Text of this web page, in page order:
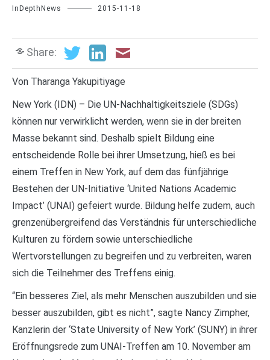
InDepthNews 2015-11-18
Share:
Von Tharanga Yakupitiyage
New York (IDN) – Die UN-Nachhaltigkeitsziele (SDGs)
können nur verwirklicht werden, wenn sie in der breiten
Masse bekannt sind. Deshalb spielt Bildung eine
entscheidende Rolle bei ihrer Umsetzung, hieß es bei
einem Treffen in New York, auf dem das fünfjährige
Bestehen der UN-Initiative ‘United Nations Academic
Impact’ (UNAI) gefeiert wurde. Bildung helfe zudem, auch
grenzenübergreifend das Verständnis für unterschiedliche
Kulturen zu fördern sowie unterschiedliche
Wertvorstellungen zu begreifen und zu verbreiten, waren
sich die Teilnehmer des Treffens einig.
“Ein besseres Ziel, als mehr Menschen auszubilden und sie
besser auszubilden, gibt es nicht”, sagte Nancy Zimpher,
Kanzlerin der ‘State University of New York’ (SUNY) in ihrer
Eröffnungsrede zum UNAI-Treffen am 10. November am